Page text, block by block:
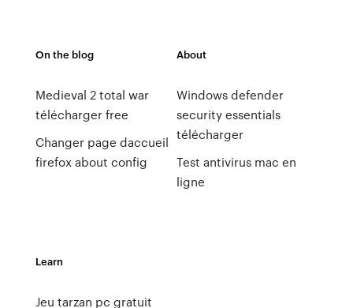
On the blog
Medieval 2 total war
télécharger free
Changer page daccueil
firefox about config
About
Windows defender
security essentials
télécharger
Test antivirus mac en
ligne
Learn
Jeu tarzan pc gratuit